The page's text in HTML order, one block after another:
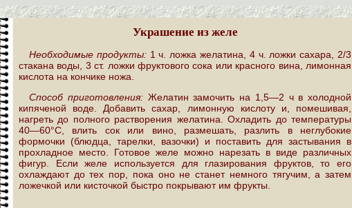
Украшение из желе
Необходимые продукты:1 ч. ложка желатина, 4 ч. ложки сахара, 2/3
стакана воды, 3 ст. ложки фруктового сока или красного вина, лимонная
кислота на кончике ножа.
Способ приготовления:Желатин замочить на 1,5—2 ч в холодной
кипяченой воде. Добавить сахар, лимонную кислоту и, помешивая,
нагреть до полного растворения желатина. Охладить до температуры
40—60°С, влить сок или вино, размешать, разлить в неглубокие
формочки (блюдца, тарелки, вазочки) и поставить для застывания в
прохладное место. Готовое желе можно нарезать в виде различных
фигур. Если желе используется для глазирования фруктов, то его
охлаждают до тех пор, пока оно не станет немного тягучим, а затем
ложечкой или кисточкой быстро покрывают им фрукты.